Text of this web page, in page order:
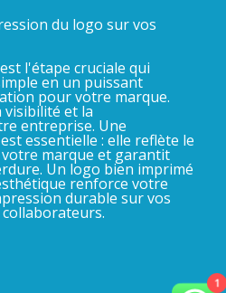
du logo sur vos
est l'étape cruciale qui
en un puissant
pour votre marque.
visibilité et la
entreprise. Une
essentielle : elle reflète le
marque et garantit
Un logo bien imprimé
renforce votre
durable sur vos
1